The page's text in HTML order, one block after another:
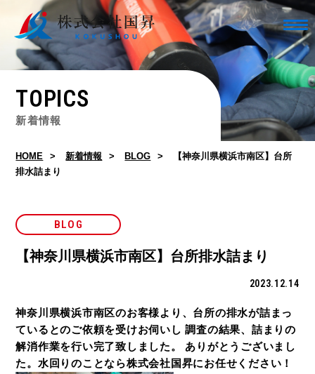
TOPICS
新着情報
HOME 新着情報 BLOG
【神奈川県横浜市南区】台所
排水詰まり
BLOG
【神奈川県横浜市南区】台所排水詰まり
2023.12.14
神奈川県横浜市南区のお客様より、台所の排水が詰まっ
ているとのご依頼を受けお伺いし 調査の結果、詰まりの
解消作業を行い完了致しました。 ありがとうございまし
た。水回りのことなら株式会社国昇にお任せください！